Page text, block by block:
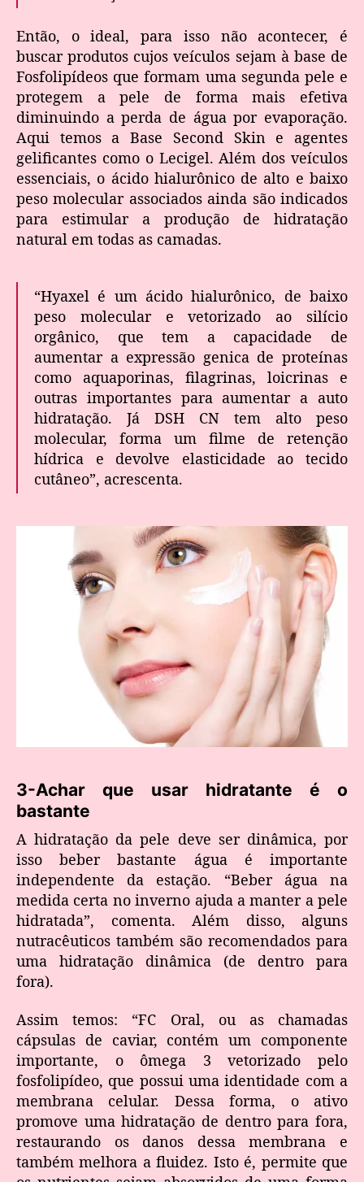
Então, o ideal, para isso não acontecer, é
buscar produtos cujos veículos sejam à base de
Fosfolipídeos que formam uma segunda pele e
protegem a pele de forma mais efetiva
diminuindo a perda de água por evaporação.
Aqui temos a Base Second Skin e agentes
gelificantes como o Lecigel. Além dos veículos
essenciais, o ácido hialurônico de alto e baixo
peso molecular associados ainda são indicados
para estimular a produção de hidratação
natural em todas as camadas.
“Hyaxel é um ácido hialurônico, de baixo
peso molecular e vetorizado ao silício
orgânico, que tem a capacidade de
aumentar a expressão genica de proteínas
como aquaporinas, filagrinas, loicrinas e
outras importantes para aumentar a auto
hidratação. Já DSH CN tem alto peso
molecular, forma um filme de retenção
hídrica e devolve elasticidade ao tecido
cutâneo”, acrescenta.
3-Achar que usar hidratante é o
bastante
A hidratação da pele deve ser dinâmica, por
isso beber bastante água é importante
independente da estação. “Beber água na
medida certa no inverno ajuda a manter a pele
hidratada”, comenta. Além disso, alguns
nutracêuticos também são recomendados para
uma hidratação dinâmica (de dentro para
fora).
Assim temos: “FC Oral, ou as chamadas
cápsulas de caviar, contém um componente
importante, o ômega 3 vetorizado pelo
fosfolipídeo, que possui uma identidade com a
membrana celular. Dessa forma, o ativo
promove uma hidratação de dentro para fora,
restaurando os danos dessa membrana e
também melhora a fluidez. Isto é, permite que